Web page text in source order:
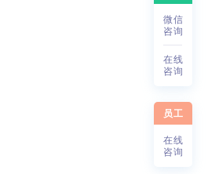
微信
咨询
在线
咨询
员工
在线
咨询